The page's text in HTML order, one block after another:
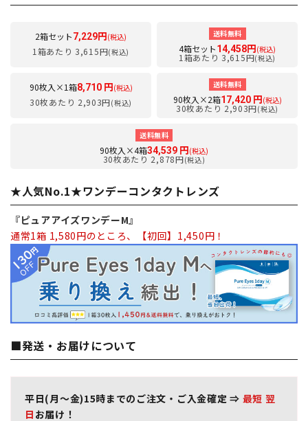
2箱セット7,229円 (税込)
1箱あたり 3,615円(税込)
送料無料
4箱セット14,458円 (税込)
1箱あたり 3,615円(税込)
90枚入×1箱8,710 円 (税込)
30枚あたり 2,903円(税込)
送料無料
90枚入×2箱17,420 円 (税込)
30枚あたり 2,903円(税込)
送料無料
90枚入×4箱34,539 円 (税込)
30枚あたり 2,878円(税込)
★人気No.1★ワンデーコンタクトレンズ
『ピュアアイズワンデーM』
通常1箱 1,580円のところ、【初回】1,450円！
■発送・お届けについて
平日(月～金)15時までのご注文・ご入金確定 ⇒ 最短 翌
日 お届け！